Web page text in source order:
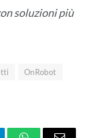
soluzioni più
OnRobot